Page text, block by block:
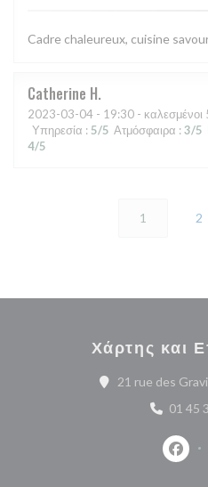
Cadre chaleureux, cuisine
Catherine H
2023-03-04 - 19:30 - καλεσμένοι
Υπηρεσία : 5/5 Ατμόσφαιρα : 3/5
4/5
1 2
Χάρτης και
21 rue des
01 45